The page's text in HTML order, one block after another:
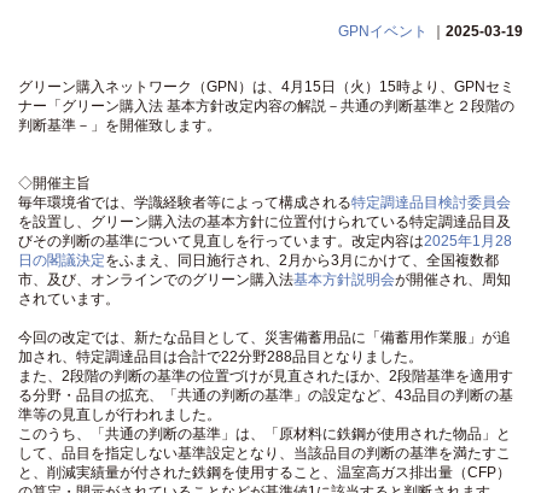
GPNイベント ｜ 2025-03-19
グリーン購入ネットワーク（GPN）は、4月15日（火）15時より、GPNセミ
ナー「グリーン購入法 基本方針改定内容の解説－共通の判断基準と２段階の
判断基準－」を開催致します。
◇開催主旨
毎年環境省では、学識経験者等によって構成される特定調達品目検討委員会
を設置し、グリーン購入法の基本方針に位置付けられている特定調達品目及
びその判断の基準について見直しを行っています。改定内容は2025年1月28
日の閣議決定をふまえ、同日施行され、2月から3月にかけて、全国複数都
市、及び、オンラインでのグリーン購入法基本方針説明会が開催され、周知
されています。
今回の改定では、新たな品目として、災害備蓄用品に「備蓄用作業服」が追
加され、特定調達品目は合計で22分野288品目となりました。
また、2段階の判断の基準の位置づけが見直されたほか、2段階基準を適用す
る分野・品目の拡充、「共通の判断の基準」の設定など、43品目の判断の基
準等の見直しが行われました。
このうち、「共通の判断の基準」は、「原材料に鉄鋼が使用された物品」と
して、品目を指定しない基準設定となり、当該品目の判断の基準を満たすこ
と、削減実績量が付された鉄鋼を使用すること、温室高ガス排出量（CFP）